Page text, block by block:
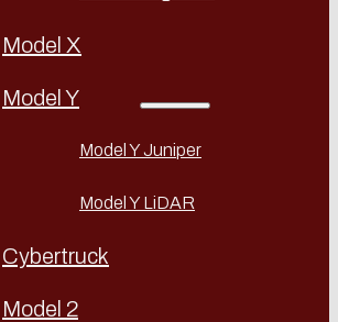
Model X
Model Y
Model Y Juniper
Model Y LiDAR
Cybertruck
Model 2